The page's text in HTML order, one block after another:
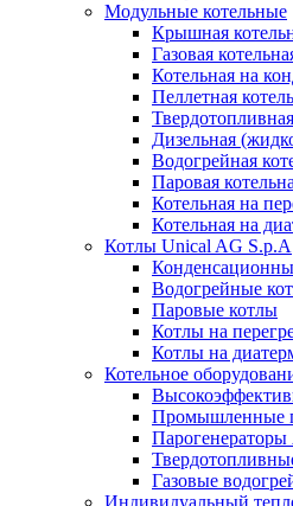
Модульные котельные
Крышная
Газовая
Котельная на
Пеллетная
Дизельная
Водогрейная
Паровая
Котельная на
Котельная на
Котлы Unical AG S.p.A
Водогрейные
Паровые котлы
Котлы на
Котлы на
Котельное
Промышленные
Газовые
Индивидуальный